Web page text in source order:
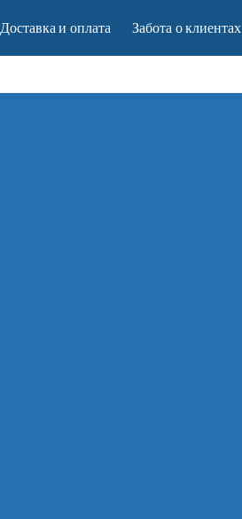
Доставка и оплата Забота о клиентах